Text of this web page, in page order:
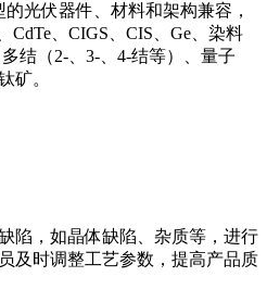
光伏器件、材料和架构兼容，
CdTe、CIGS、CIS、Ge、染料
结（2-、3-、4-结等）、量子
矿。
陷，如晶体缺陷、杂质等，进行
及时调整工艺参数，提高产品质